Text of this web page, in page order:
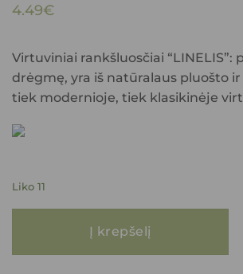
4.49€
Virtuviniai rankšluosčiai “LINELIS”:
drėgmę, yra iš natūralaus pluošto ir
tiek modernioje, tiek klasikinėje
Liko 11
Į krepšelį